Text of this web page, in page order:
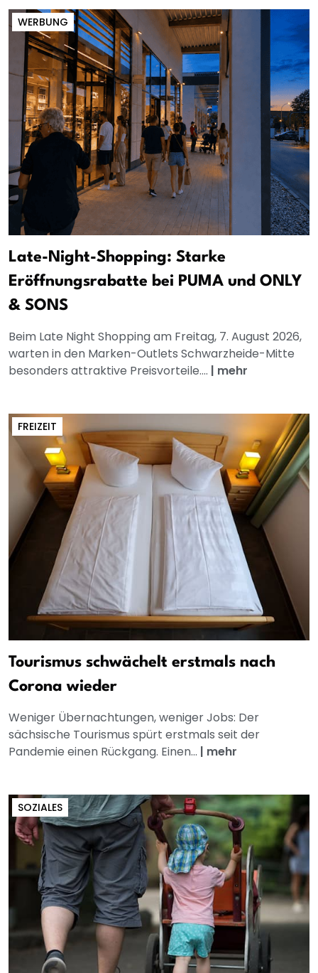
WERBUNG
Late-Night-Shopping: Starke
Eröffnungsrabatte bei PUMA und ONLY
& SONS
Beim Late Night Shopping am Freitag, 7. August 2026,
warten in den Marken-Outlets Schwarzheide-Mitte
besonders attraktive Preisvorteile.... | mehr
FREIZEIT
Tourismus schwächelt erstmals nach
Corona wieder
Weniger Übernachtungen, weniger Jobs: Der
sächsische Tourismus spürt erstmals seit der
Pandemie einen Rückgang. Einen... | mehr
SOZIALES